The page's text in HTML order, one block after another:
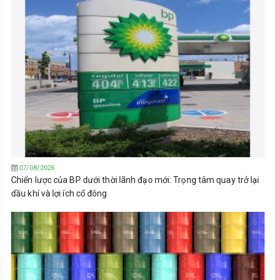
07/08/2026
Chiến lược của BP dưới thời lãnh đạo mới: Trọng tâm quay trở lại
dầu khí và lợi ích cổ đông